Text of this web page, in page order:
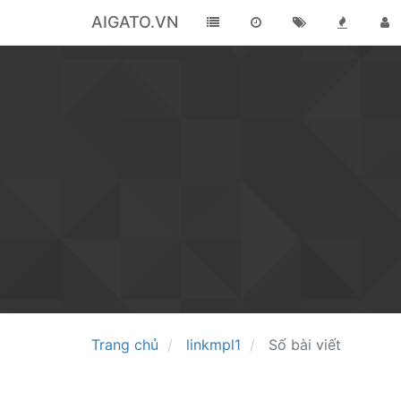
AIGATO.VN
Trang chủ linkmpl1 Số bài viết